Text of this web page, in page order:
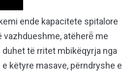
ende kapacitete spitalore
atëherë̈ me
të rritet mbikëqyrja nga
këtyre masave, përndryshe e